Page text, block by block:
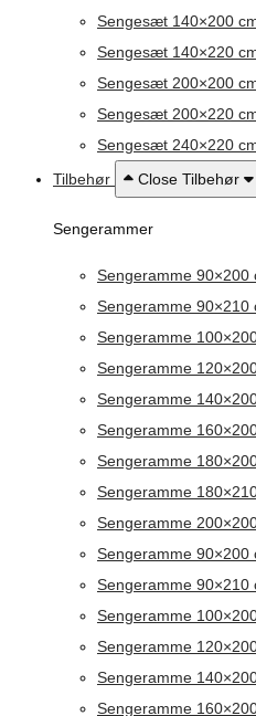
Sengesæt 140×200
Sengesæt 140×220
Sengesæt 200×200
Sengesæt 200×220
Sengesæt 240×220
Tilbehør
Close Tilbehør
Sengerammer
Sengeramme 90×200
Sengeramme 90×210
Sengeramme
Sengeramme
Sengeramme
Sengeramme
Sengeramme
Sengeramme
Sengeramme
Sengeramme 90×200
Sengeramme 90×210
Sengeramme
Sengeramme
Sengeramme
Sengeramme